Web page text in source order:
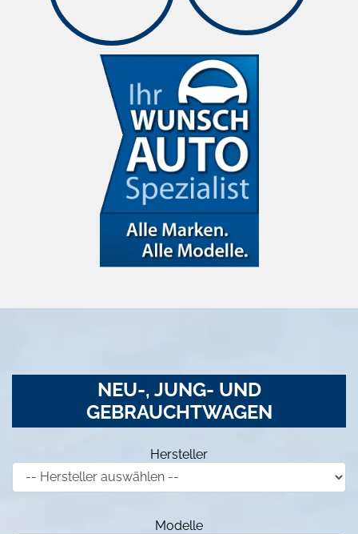
NEU-, JUNG- UND
GEBRAUCHTWAGEN
Hersteller
Modelle